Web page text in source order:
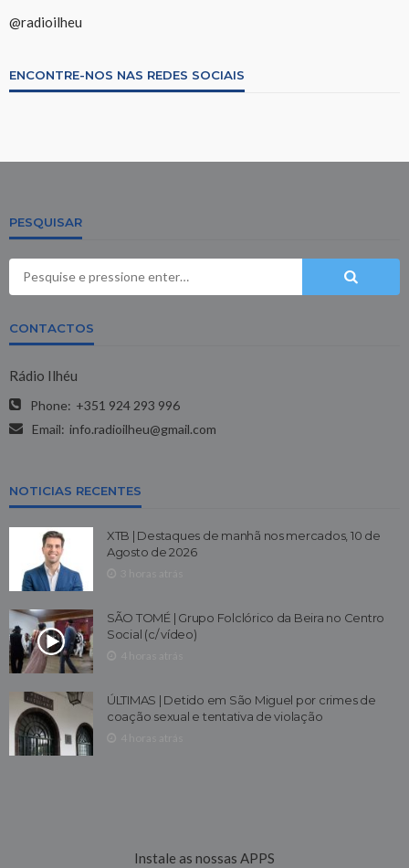
@radioilheu
ENCONTRE-NOS NAS REDES SOCIAIS
PESQUISAR
CONTACTOS
Rádio Ilhéu
Phone: +351 924 293 996
Email: info.radioilheu@gmail.com
NOTICIAS RECENTES
XTB | Destaques de manhã nos mercados, 10 de
Agosto de 2026
SÃO TOMÉ | Grupo Folclórico da Beira no Centro
Social (c/ vídeo)
ÚLTIMAS | Detido em São Miguel por crimes de
coação sexual e tentativa de violação
Instale as nossas APPS